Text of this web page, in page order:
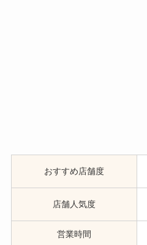
おすすめ店舗度
店舗人気度
営業時間